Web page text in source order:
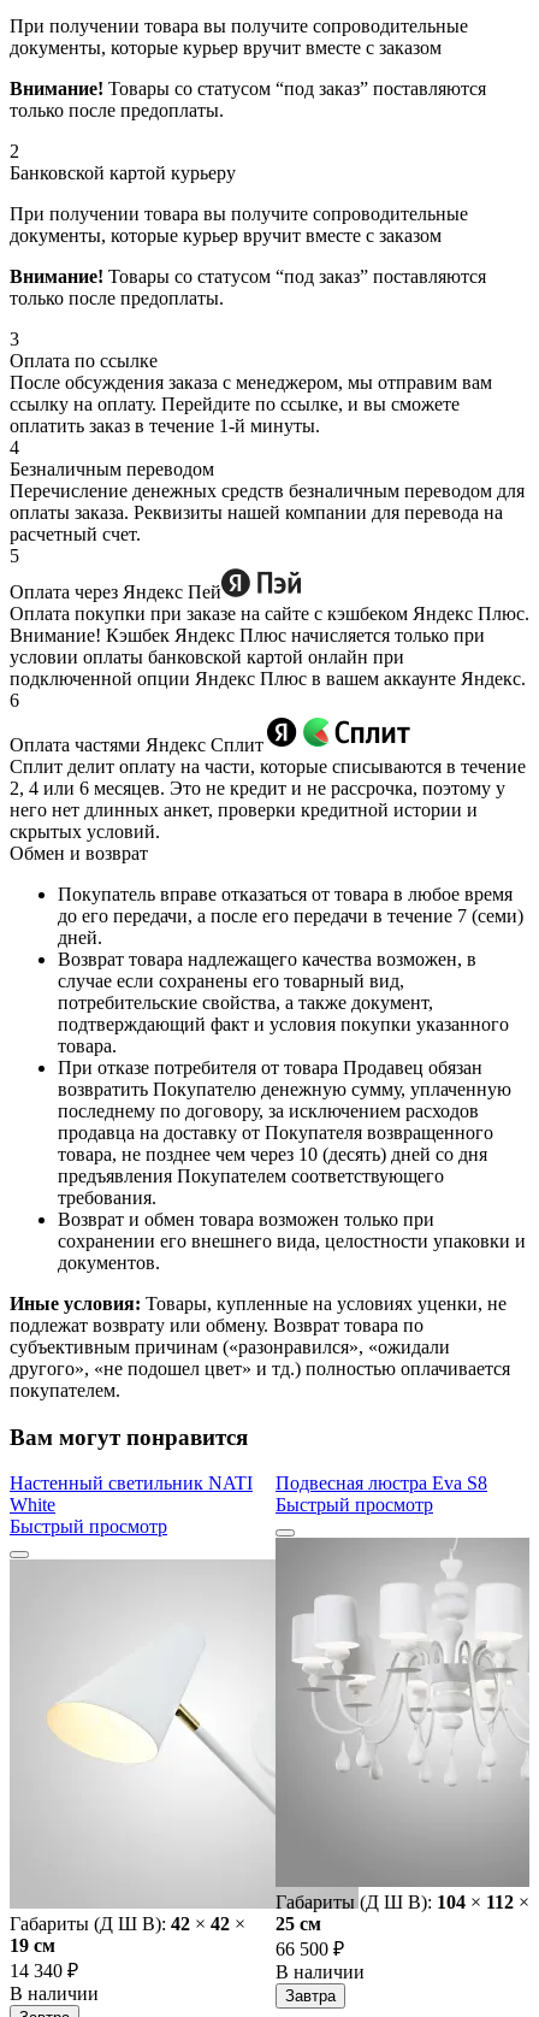
При получении товара вы получите сопроводительные
документы, которые курьер вручит вместе с заказом
Внимание! Товары со статусом “под заказ” поставляются
только после предоплаты.
2
Банковской картой курьеру
При получении товара вы получите сопроводительные
документы, которые курьер вручит вместе с заказом
Внимание! Товары со статусом “под заказ” поставляются
только после предоплаты.
3
Оплата по ссылке
После обсуждения заказа с менеджером, мы отправим вам
ссылку на оплату. Перейдите по ссылке, и вы сможете
оплатить заказ в течение 1-й минуты.
4
Безналичным переводом
Перечисление денежных средств безналичным переводом для
оплаты заказа. Реквизиты нашей компании для перевода на
расчетный счет.
5
Оплата через Яндекс Пей
Оплата покупки при заказе на сайте с кэшбеком Яндекс Плюс.
Внимание! Кэшбек Яндекс Плюс начисляется только при
условии оплаты банковской картой онлайн при
подключенной опции Яндекс Плюс в вашем аккаунте Яндекс.
6
Оплата частями Яндекс Сплит
Сплит делит оплату на части, которые списываются в течение
2, 4 или 6 месяцев. Это не кредит и не рассрочка, поэтому у
него нет длинных анкет, проверки кредитной истории и
скрытых условий.
Обмен и возврат
Покупатель вправе отказаться от товара в любое время
до его передачи, а после его передачи в течение 7 (семи)
дней.
Возврат товара надлежащего качества возможен, в
случае если сохранены его товарный вид,
потребительские свойства, а также документ,
подтверждающий факт и условия покупки указанного
товара.
При отказе потребителя от товара Продавец обязан
возвратить Покупателю денежную сумму, уплаченную
последнему по договору, за исключением расходов
продавца на доставку от Покупателя возвращенного
товара, не позднее чем через 10 (десять) дней со дня
предъявления Покупателем соответствующего
требования.
Возврат и обмен товара возможен только при
сохранении его внешнего вида, целостности упаковки и
документов.
Иные условия: Товары, купленные на условиях уценки, не
подлежат возврату или обмену. Возврат товара по
субъективным причинам («разонравился», «ожидали
другого», «не подошел цвет» и тд.) полностью оплачивается
покупателем.
Вам могут понравится
Настенный светильник NATI
White
Быстрый просмотр
Габариты (Д Ш В): 42 × 42 ×
19 cм
14 340 ₽
В наличии
Подвесная люстра Eva S8
Быстрый просмотр
Габариты (Д Ш В): 104 × 112 ×
25 cм
66 500 ₽
В наличии
Завтра